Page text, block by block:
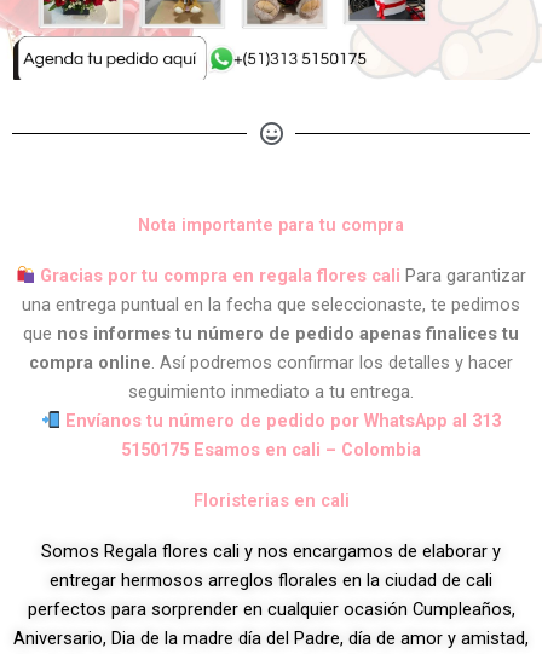
Nota importante para tu compra
Gracias por tu compra en regala flores caliPara garantizar
una entrega puntual en la fecha que seleccionaste, te pedimos
que nos informes tu número de pedido apenas finalices tu
compra online. Así podremos confirmar los detalles y hacer
seguimiento inmediato a tu entrega.
Envíanos tu número de pedido por WhatsApp al 313
5150175 Esamos en cali – Colombia
Floristerias en cali
Somos Regala flores cali y nos encargamos de elaborar y
entregar hermosos arreglos florales en la ciudad de cali
perfectos para sorprender en cualquier ocasión Cumpleaños,
Aniversario, Dia de la madre día del Padre, día de amor y amistad,